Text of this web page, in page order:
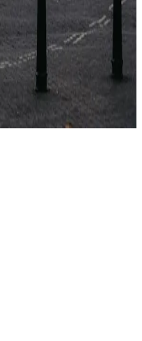
per prenotare un
tardi" sono
dipende da classe di
settimana. Ecco la